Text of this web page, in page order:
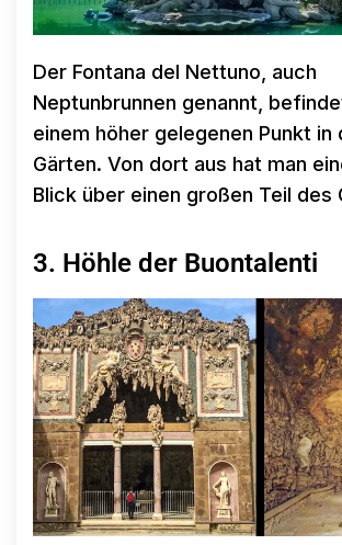
Der Fontana del Nettuno, auch
Neptunbrunnen genannt,
einem höher gelegenen Punkt in
Gärten. Von dort aus hat man
Blick über einen großen Teil des
3. Höhle der Buontalenti